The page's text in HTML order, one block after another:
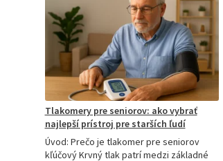
M2,
M3,
M6
a
M7
Tlakomery pre seniorov: ako vybrať
najlepší prístroj pre starších ľudí
Úvod: Prečo je tlakomer pre seniorov
kľúčový Krvný tlak patrí medzi základné